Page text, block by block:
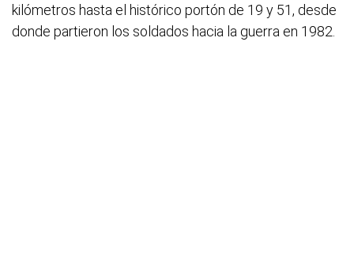
kilómetros hasta el histórico portón de 19 y 51, desde
donde partieron los soldados hacia la guerra en 1982.